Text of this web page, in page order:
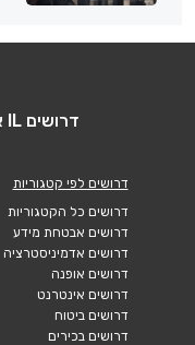
דרושים IL אתר הדרושים של ישראל
דרושים לפי קטגוריות
דרושים כל הקטגוריות
דרושים אבטחת מידע
דרושים אדמיניסטרציה
דרושים אופנה
דרושים אינטרנט
דרושים ביטוח
דרושים בכירים